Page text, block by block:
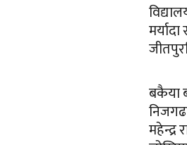
बकैया
महेन्द्र